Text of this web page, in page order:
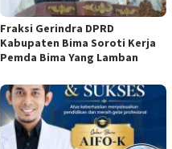
Fraksi Gerindra DPRD
Kabupaten Bima Soroti Kerja
Pemda Bima Yang Lamban